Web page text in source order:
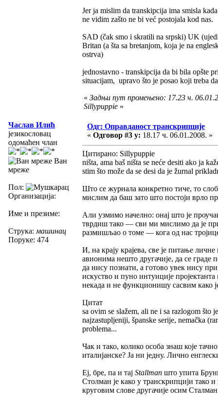
Jer ja mislim da transkipcija ima smisla
ne vidim zašto ne bi već postojala kod nas.
SAD (čak smo i skratili na srpski) UK
Britan (a šta sa bretanjom, koja je na
ostrva)
jednostavno - transkipcija da bi bila opšte
situacijam, upravo što je posao koji treba
« Задњи пут промењено: 17.23 ч.
Sillypuppie »
Часлав Илић
језикословац
одомаћен члан
Ван
мреже
Пол:
Организација:
Име и презиме:
Струка: машинац
Поруке: 474
Одг: Оправданост транскрипције
« Одговор #3 у: 18.17 ч. 06.01.2008. »
Цитирано: Sillypuppie
ništa, ama baš ništa se neće desiti ako ja
stim što može da se desi da je žurnal
Што се журнала конкретно тиче, то
мислим да баш зато што постоји врло
Али узмимо начелно: онај што је
тврдиш тако — сви ми мислимо да је
размишљао о томе — кога од нас
И, на крају крајева, све је питање
авионима нешто другачије, да се
да нису познати, а готово увек нису
искуство и пуно интуиције
некада и не функционишу сасвим како
Цитат
sa ovim se slažem, ali ne i sa razlogom
najzastupljeniji, španske serije, nemačka
problema...
Чак и тако, колико особа знаш које
италијанске? Ја ни једну. Лично
Еј, бре, па и тај Stallman што упита
Столман је како у транскрипцији тако
круговим слове другачије осим